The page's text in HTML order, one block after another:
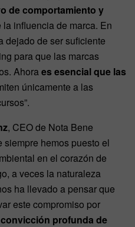
de comportamiento y
influencia de marca. En
dejado de ser suficiente
para que las marcas
Ahoraes esencial que las
únicamente a las
, CEO de Nota Bene
siempre hemos puesto el
en el corazón de
a veces la naturaleza
ha llevado a pensar que
este compromiso por
profunda de